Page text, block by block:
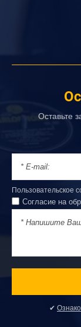
Оставьте
Пользовательское
Согласие на
✔